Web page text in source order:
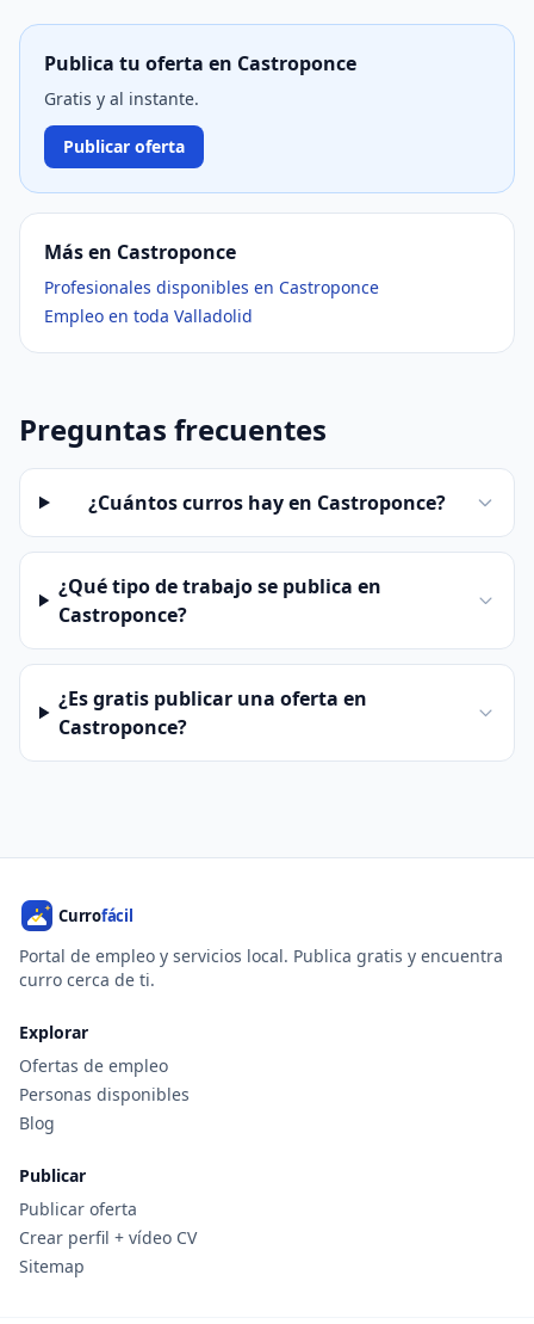
Publica tu oferta en Castroponce
Gratis y al instante.
Publicar oferta
Más en Castroponce
Profesionales disponibles en Castroponce
Empleo en toda Valladolid
Preguntas frecuentes
¿Cuántos curros hay en Castroponce?
¿Qué tipo de trabajo se publica en
Castroponce?
¿Es gratis publicar una oferta en
Castroponce?
Portal de empleo y servicios local. Publica gratis y encuentra
curro cerca de ti.
Explorar
Ofertas de empleo
Personas disponibles
Blog
Publicar
Publicar oferta
Crear perfil + vídeo CV
Sitemap